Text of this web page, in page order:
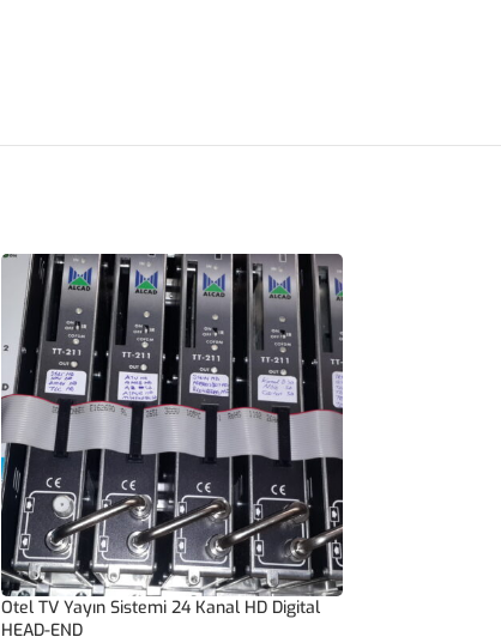
Otel TV Yayın Sistemi 24 Kanal HD Digital
HEAD-END